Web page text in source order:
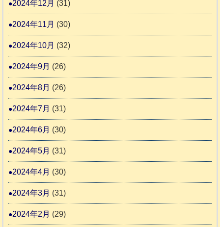
2024年12月 (31)
2024年11月 (30)
2024年10月 (32)
2024年9月 (26)
2024年8月 (26)
2024年7月 (31)
2024年6月 (30)
2024年5月 (31)
2024年4月 (30)
2024年3月 (31)
2024年2月 (29)